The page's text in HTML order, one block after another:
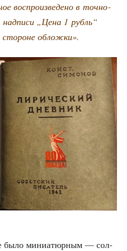
вос­про­из­ве­де­но в точ­но­
„Цена 1 рубль“
обложки».
было мини­а­тюр­ным — сол­